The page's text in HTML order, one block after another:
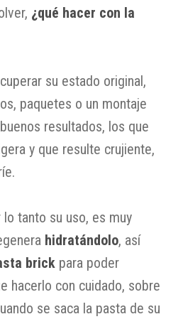
¿qué hacer con la
su estado original,
paquetes o un montaje
resultados, los que
y que resulte crujiente,
tanto su uso, es muy
hidratándolo, así
brick para poder
hacerlo con cuidado, sobre
se saca la pasta de su